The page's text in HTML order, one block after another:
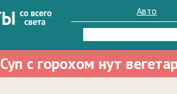
Авто
Найти:
Суп с горохом нут